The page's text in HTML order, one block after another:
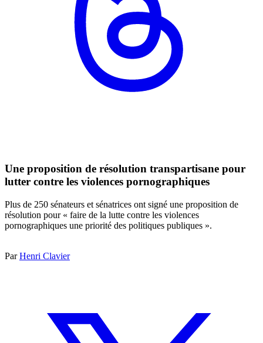
Une proposition de résolution transpartisane pour
lutter contre les violences pornographiques
Plus de 250 sénateurs et sénatrices ont signé une proposition de
résolution pour « faire de la lutte contre les violences
pornographiques une priorité des politiques publiques ».
ParHenri Clavier